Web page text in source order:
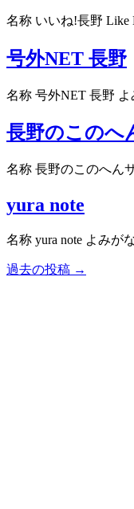
名称 いいね!長野 Like
号外NET 長野
名称 号外NET 長野
長野のこのへ
名称 長野のこのへん
yura note
名称 yura note よみ
過去の投稿 →